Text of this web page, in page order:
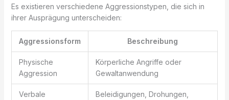
Es existieren verschiedene Aggressionstypen, die sich in
ihrer Ausprägung unterscheiden:
Aggressionsform Beschreibung
Physische
Aggression
Körperliche Angriffe oder
Gewaltanwendung
Verbale
Beleidigungen, Drohungen,